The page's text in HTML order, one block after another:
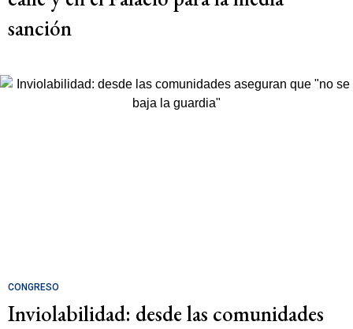
sanción
CONGRESO
Inviolabilidad: desde las comunidades